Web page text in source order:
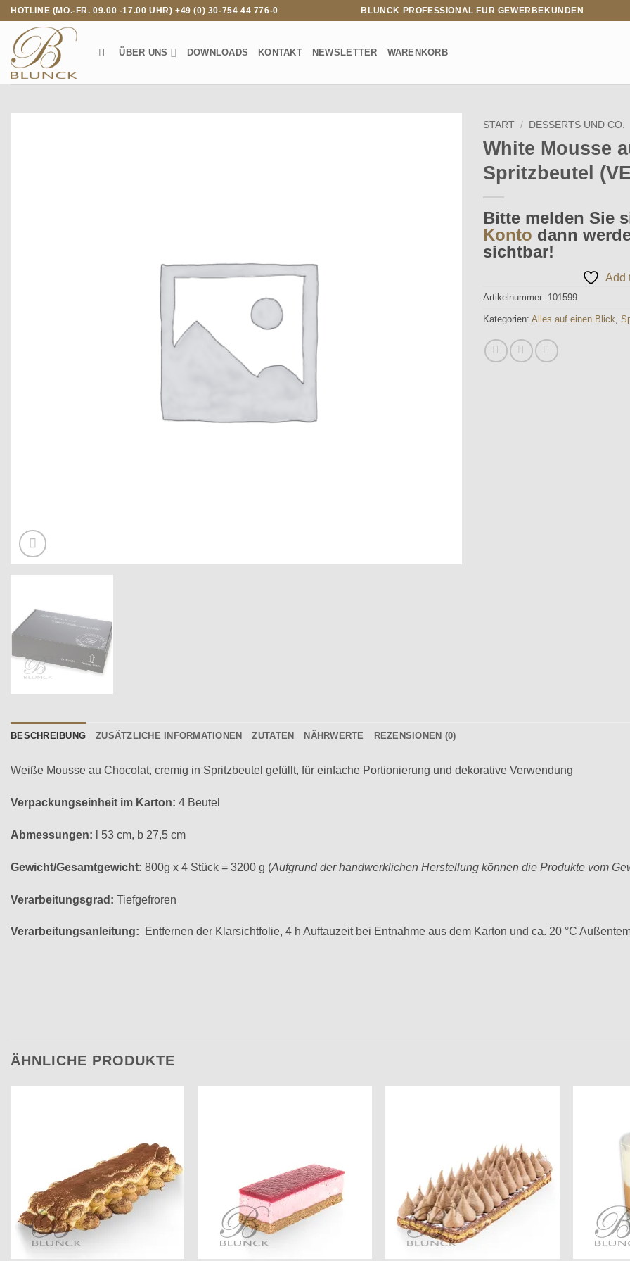
Zum
springen
HOTLINE (MO.-FR. 09.00 -17.00 UHR) +49 (0) 30-754 44 776-0 BLUNCK PROFESSIONAL FÜR GEWERBEKUNDEN
ÜBER UNS DOWNLOADS KONTAKT NEWSLETTER WARENKORB
START / DESSERTS UND CO.
White Mousse
Spritzbeutel
Bitte melden Sie
Konto dann
sichtbar!
Add
Artikelnummer: 101599
Kategorien: Alles auf einen Blick
BESCHREIBUNG ZUSÄTZLICHE INFORMATIONEN ZUTATEN NÄHRWERTE REZENSIONEN (0)
Weiße Mousse au Chocolat, cremig in Spritzbeutel gefüllt, für einfache Portionierung und dekorative Verwendung
Verpackungseinheit im Karton: 4 Beutel
Abmessungen: l 53 cm, b 27,5 cm
Gewicht/Gesamtgewicht: 800g x 4 Stück = 3200 g (Aufgrund der handwerklichen Herstellung können die Produkte vom
Verarbeitungsgrad: Tiefgefroren
Verarbeitungsanleitung: Entfernen der Klarsichtfolie, 4 h Auftauzeit bei Entnahme aus dem Karton und ca. 20 °C
ÄHNLICHE PRODUKTE